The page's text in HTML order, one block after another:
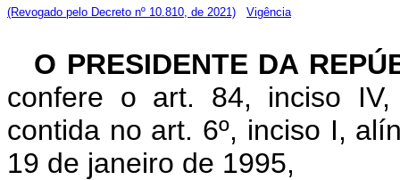
(Revogado pelo Decreto nº 10.810, de 2021) Vigência
O PRESIDENTE DA
confere o art. 84, inciso
contida no art. 6º, inciso I,
19 de janeiro de 1995,